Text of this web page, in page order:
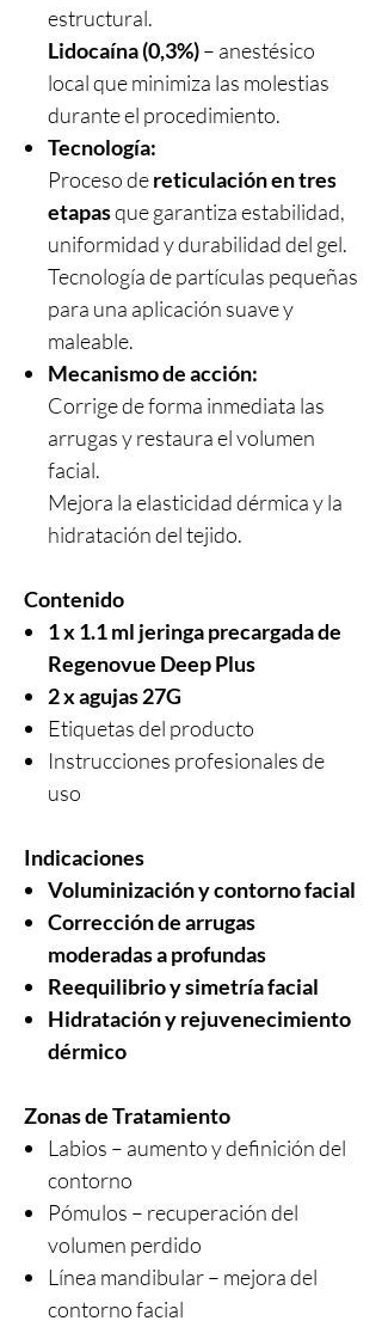
estructural.
Lidocaína (0,3%)– anestésico
local que minimiza las molestias
durante el procedimiento.
Tecnología:
Proceso dereticulación en tres
etapasque garantiza estabilidad,
uniformidad y durabilidad del gel.
Tecnología de partículas pequeñas
para una aplicación suave y
maleable.
Mecanismo de acción:
Corrige de forma inmediata las
arrugas y restaura el volumen
facial.
Mejora la elasticidad dérmica y la
hidratación del tejido.
Contenido
1 x 1.1 ml jeringa precargada de
Regenovue Deep Plus
2 x agujas 27G
Etiquetas del producto
Instrucciones profesionales de
uso
Indicaciones
Voluminización y contorno facial
Corrección de arrugas
moderadas a profundas
Reequilibrio y simetría facial
Hidratación y rejuvenecimiento
dérmico
Zonas de Tratamiento
Labios – aumento y definición del
contorno
Pómulos – recuperación del
volumen perdido
Línea mandibular – mejora del
contorno facial